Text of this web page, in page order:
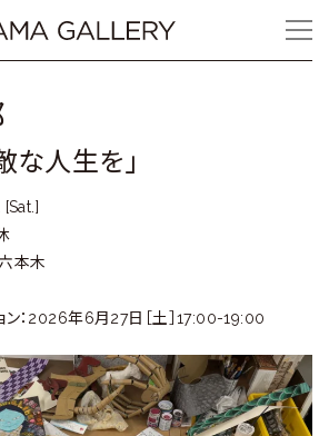
な人生を」
本木
ン：2026年6月27日［土］17:00-19:00